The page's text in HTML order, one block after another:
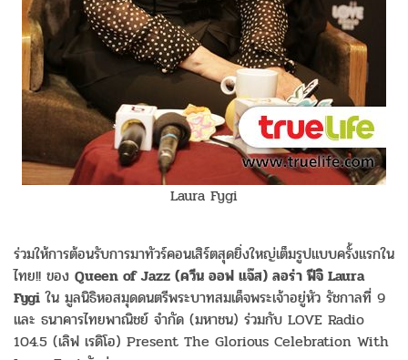
Laura Fygi
ร่วมให้การต้อนรับการมาทัวร์คอนเสิร์ตสุดยิ่งใหญ่เต็มรูปแบบครั้งแรกใน
ไทย!! ของ Queen of Jazz (ควีน ออฟ แจ๊ส) ลอร่า ฟีจิ Laura
Fygi ใน มูลนิธิหอสมุดดนตรีพระบาทสมเด็จพระเจ้าอยู่หัว รัชกาลที่ 9
และ ธนาคารไทยพาณิชย์ จำกัด (มหาชน) ร่วมกับ LOVE Radio
104.5 (เลิฟ เรดิโอ) Present The Glorious Celebration With